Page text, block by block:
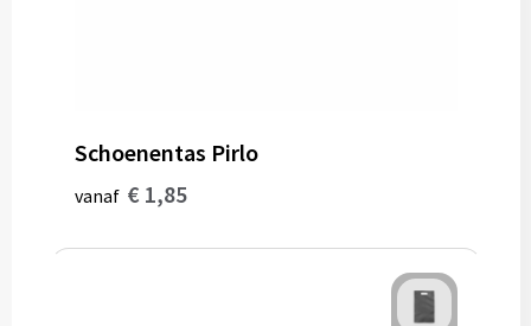
Schoenentas Pirlo
vanaf € 1,85